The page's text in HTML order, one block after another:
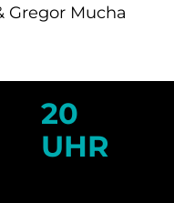
Gregor Mucha
20
UHR